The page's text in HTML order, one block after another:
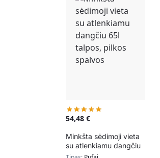
54,48 €
Minkšta sėdimoji vieta
su atlenkiamu dangčiu
65l talpos, pilkos